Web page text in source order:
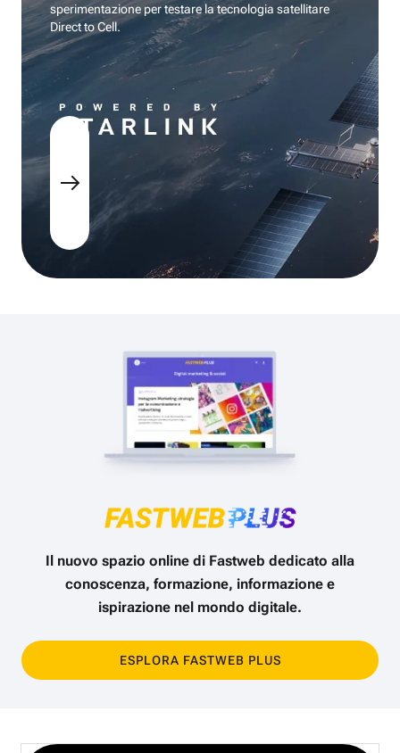
sperimentazione per testare la tecnologia satellitare
Direct to Cell.
Il nuovo spazio online di Fastweb dedicato alla
conoscenza, formazione, informazione e
ispirazione nel mondo digitale.
ESPLORA FASTWEB PLUS